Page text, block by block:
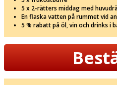
5 x 2-rätters middag med
En flaska vatten på rummet vid
5 % rabatt på öl, vin och drinks i